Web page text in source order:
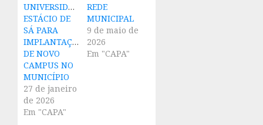
UNIVERSIDADE
ESTÁCIO DE
SÁ PARA
IMPLANTAÇÃO
DE NOVO
CAMPUS NO
MUNICÍPIO
27 de janeiro
de 2026
Em "CAPA"
REDE
MUNICIPAL
9 de maio de
2026
Em "CAPA"